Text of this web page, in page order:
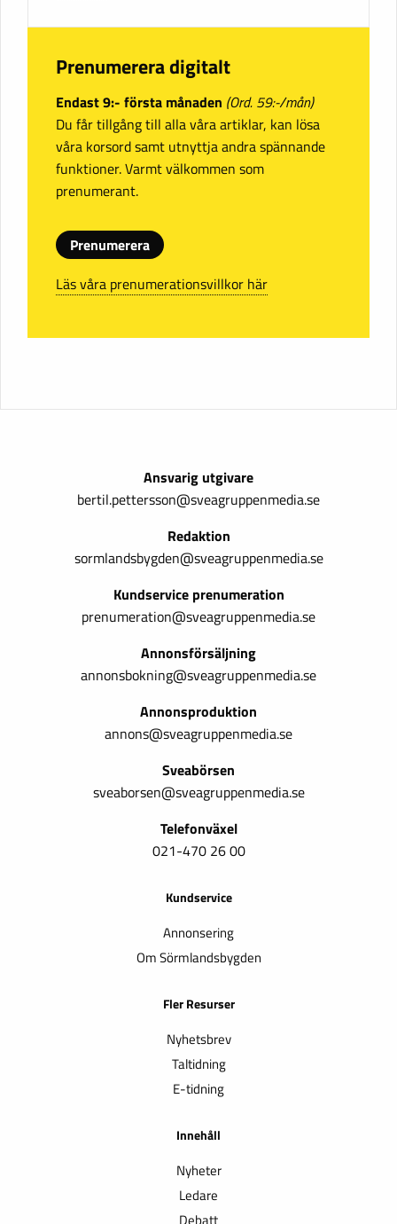
Prenumerera digitalt
Endast 9:- första månaden (Ord. 59:-/mån)
Du får tillgång till alla våra artiklar, kan lösa
våra korsord samt utnyttja andra spännande
funktioner. Varmt välkommen som
prenumerant.
Prenumerera
Läs våra prenumerationsvillkor här
Ansvarig utgivare
bertil.pettersson@sveagruppenmedia.se
Redaktion
sormlandsbygden@sveagruppenmedia.se
Kundservice prenumeration
prenumeration@sveagruppenmedia.se
Annonsförsäljning
annonsbokning@sveagruppenmedia.se
Annonsproduktion
annons@sveagruppenmedia.se
Sveabörsen
sveaborsen@sveagruppenmedia.se
Telefonväxel
021-470 26 00
Kundservice
Annonsering
Om Sörmlandsbygden
Fler Resurser
Nyhetsbrev
Taltidning
E-tidning
Innehåll
Nyheter
Ledare
Debatt